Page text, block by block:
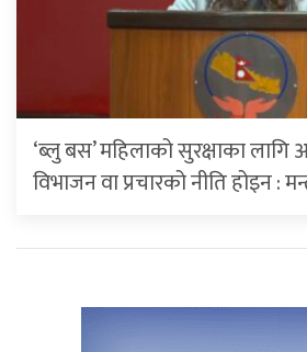
‘ब्लु बस’ महिलाको सुरक्षाका
विभाजन वा प्रचारको नीति होइन :